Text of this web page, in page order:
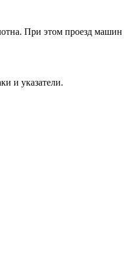
При этом проезд
и указатели.